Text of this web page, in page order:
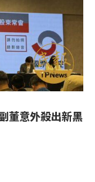
董意外殺出新黑